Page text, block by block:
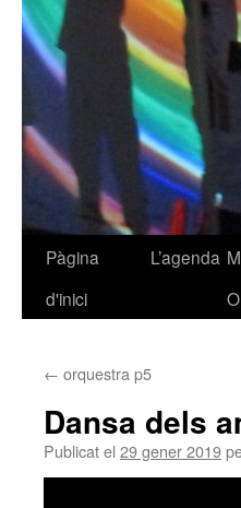
Vés
Pàgina
d'inici
L’agenda
← orquestra p5
Dansa dels
Publicat el 29 gener 2019